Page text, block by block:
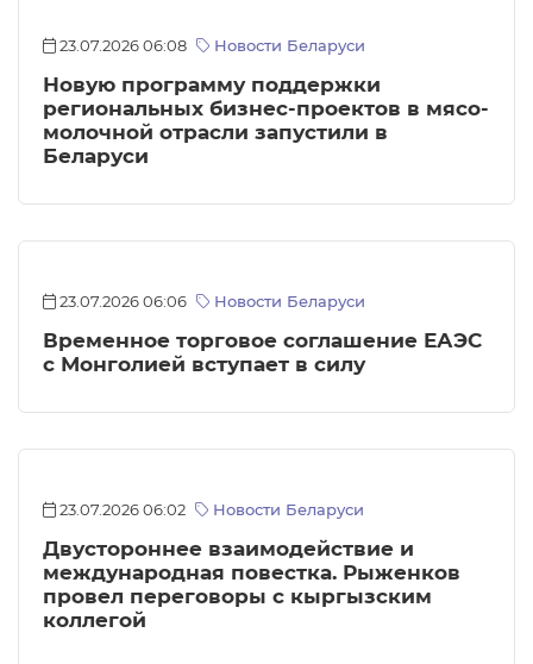
23.07.2026 06:08 Новости Беларуси
Новую программу поддержки
региональных бизнес-проектов в мясо-
молочной отрасли запустили в
Беларуси
23.07.2026 06:06 Новости Беларуси
Временное торговое соглашение ЕАЭС
с Монголией вступает в силу
23.07.2026 06:02 Новости Беларуси
Двустороннее взаимодействие и
международная повестка. Рыженков
провел переговоры с кыргызским
коллегой